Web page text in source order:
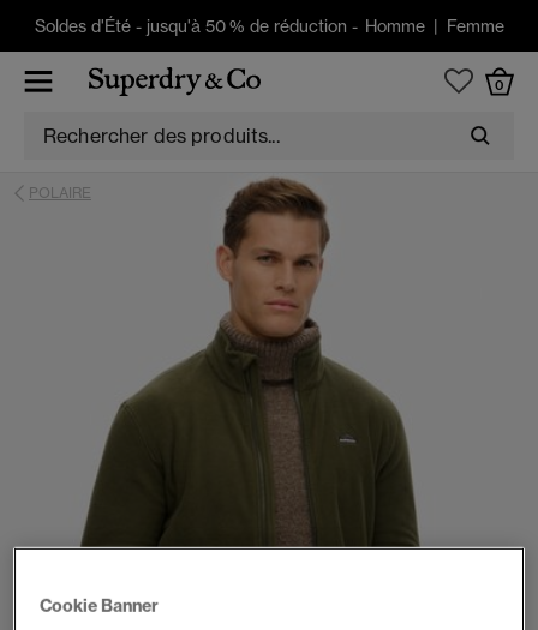
Soldes d'Été -jusqu'à 50 % de réduction - Homme| Femme
0
POLAIRE
Cookie Banner